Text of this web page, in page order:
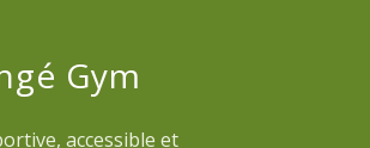
Gym
accessible et